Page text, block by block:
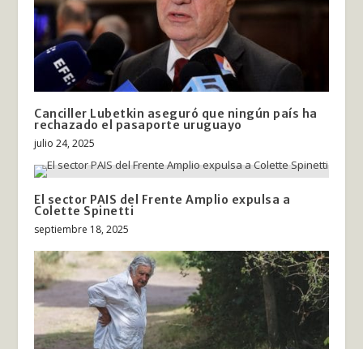
Canciller Lubetkin aseguró que ningún país ha
rechazado el pasaporte uruguayo
julio 24, 2025
El sector PAIS del Frente Amplio expulsa a
Colette Spinetti
septiembre 18, 2025